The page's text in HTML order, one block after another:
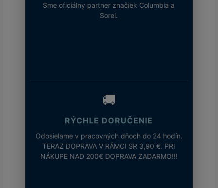
Sme oficiálny partner značiek Columbia a
Sorel.
🚚
RÝCHLE DORUČENIE
Odosielame v pracovných dňoch do 24 hodín.
TERAZ DOPRAVA V RÁMCI SR 3,90 €. PRI
NÁKUPE NAD 200€ DOPRAVA ZADARMO!!!